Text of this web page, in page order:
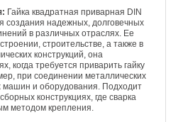
Гайка квадратная приварная DIN
создания надежных, долговечных
в различных отраслях. Ее
строительстве, а также в
конструкций, она
когда требуется приварить гайку
при соединении металлических
машин и оборудования. Подходит
конструкциях, где сварка
методом крепления.